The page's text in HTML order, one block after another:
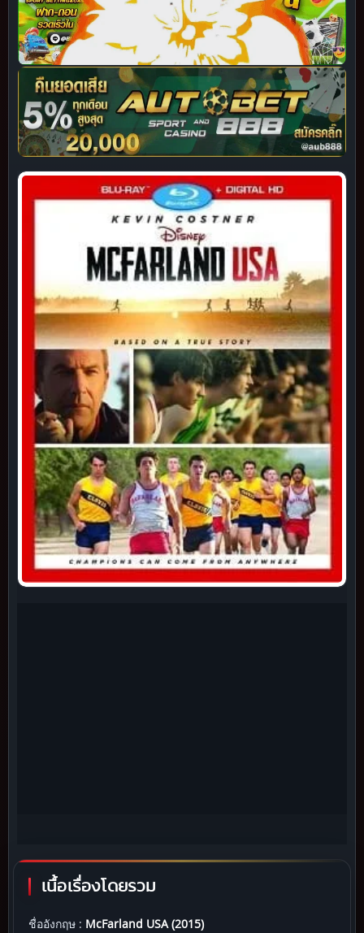
เนื้อเรื่องโดยรวม
ชื่ออังกฤษ : McFarland USA (2015)